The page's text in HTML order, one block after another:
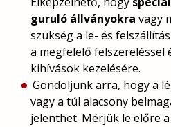
guruló állványokra vagy
szükség a le- és
a megfelelő felszereléssel
kihívások kezelésére.
Gondoljunk arra, hogy a
vagy a túl alacsony
jelenthet. Mérjük le előre